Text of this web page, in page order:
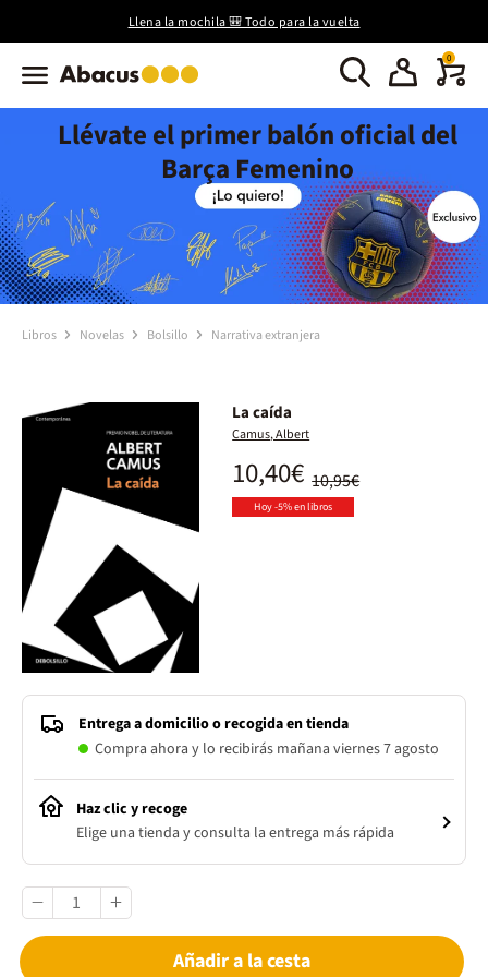
Llena la mochila 🎒 Todo para la vuelta
0
Llévate el primer balón oficial del
Barça Femenino
Libros Novelas Bolsillo Narrativa extranjera
La caída
Camus, Albert
10,95€
10,40€
Hoy -5% en libros
Entrega a domicilio o recogida en tienda
Compra ahora y lo recibirás mañana viernes 7 agosto
Haz clic y recoge
Elige una tienda y consulta la entrega más rápida
Añadir a la cesta